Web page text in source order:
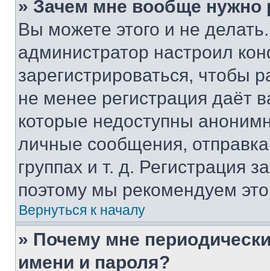
» Зачем мне вообще нужно
Вы можете этого и не
администратор настроил
зарегистрироваться, чтобы
не менее регистрация даёт
которые недоступны
личные сообщения,
группах и т. д. Регистрация
поэтому мы рекомендуем
Вернуться к началу
» Почему мне
имени и пароля?